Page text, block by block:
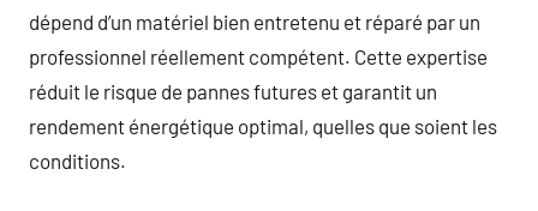
dépend d’un matériel bien entretenu et réparé par un
professionnel réellement compétent. Cette expertise
réduit le risque de pannes futures et garantit un
rendement énergétique optimal, quelles que soient les
conditions.